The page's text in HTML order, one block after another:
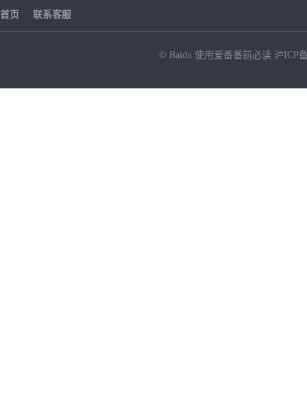
首页 联系客服
© Baidu 使用爱番番前必读 沪ICP